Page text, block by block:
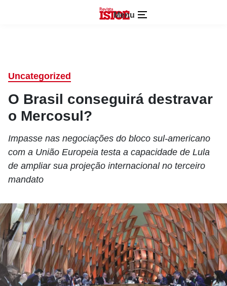
Menu
Uncategorized
O Brasil conseguirá destravar
o Mercosul?
Impasse nas negociações do bloco sul-americano
com a União Europeia testa a capacidade de Lula
de ampliar sua projeção internacional no terceiro
mandato